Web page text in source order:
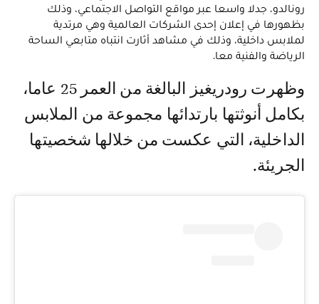
رونالدو، جدلا واسعا عبر مواقع التواصل الاجتماعي، وذلك
بظهورها في إعلان إحدى الشركات العالمية وهي مرتدية
لملابس داخلية، وذلك في مشاهد أثارت انتباه متابعي الساحة
الرياضة والفنية معا.
وظهرت رودريغيز البالغة من العمر 25 عاما،
بكامل أنوثتها بارتدائها مجموعة من الملابس
الداخلية، التي عكست من خلالها شخصيتها
الجريئة.